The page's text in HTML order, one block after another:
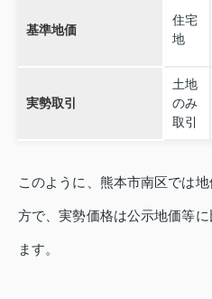
基準地価
住宅
地
実勢取引
土地
のみ
取引
このように、熊本市南区では
方で、実勢価格は公示地価等
ます。